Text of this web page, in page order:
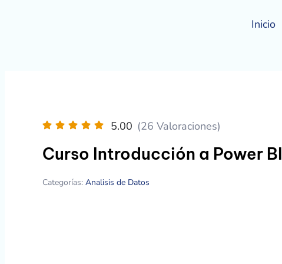
Inicio
5.00 (26 Valoraciones)
Curso Introducción a Power BI
Categorías: Analisis de Datos